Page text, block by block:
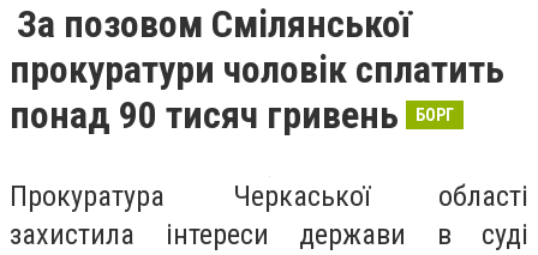
За позовом Смілянської
прокуратури чоловік сплатить
понад 90 тисяч гривень
БОРГ
Прокуратура Черкаської області
захистила інтереси держави в суді